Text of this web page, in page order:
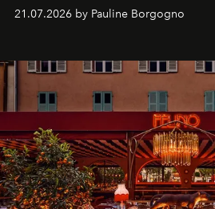
kijker met twee gastronomische
21.07.2026 by Pauline Borgogno